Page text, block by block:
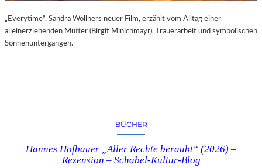
„Everytime“, Sandra Wollners neuer Film, erzählt vom Alltag einer
alleinerziehenden Mutter (Birgit Minichmayr), Trauerarbeit und symbolischen
Sonnenuntergängen.
BÜCHER
Hannes Hofbauer „Aller Rechte beraubt“ (2026) –
Rezension – Schabel-Kultur-Blog